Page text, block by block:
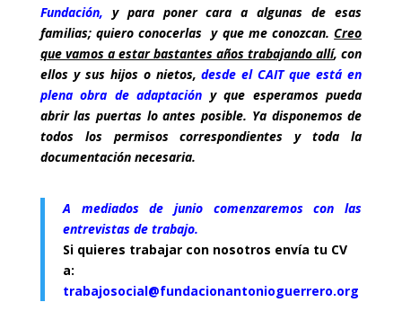
Fundación, y para poner cara a algunas de esas
familias; quiero conocerlas y que me conozcan.Creo
que vamos a estar bastantes años trabajando allí, con
ellos y sus hijos o nietos,desde el CAIT que está en
plena obra de adaptación y que esperamos pueda
abrir las puertas lo antes posible. Ya disponemos de
todos los permisos correspondientes y toda la
documentación necesaria.
A mediados de junio comenzaremos con las
entrevistas de trabajo.
Si quieres trabajar con nosotros envía tu CV
a:
trabajosocial@fundacionantonioguerrero.org